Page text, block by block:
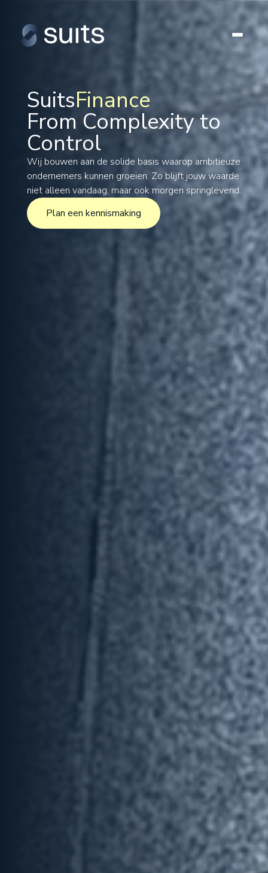
SuitsFinance
Tax
Legal
Formations
International
Projects
From Complexity to
Control
Wij bouwen aan de solide basis waarop ambitieuze
ondernemers kunnen groeien. Zo blijft jouw waarde
niet alleen vandaag, maar ook morgen springlevend.
Plan een kennismaking